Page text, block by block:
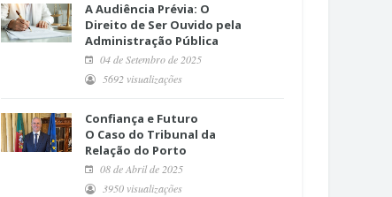
A Audiência Prévia: O
Direito de Ser Ouvido pela
Administração Pública
04 de Setembro de 2025
5692 visualizações
Confiança e Futuro
O Caso do Tribunal da
Relação do Porto
08 de Abril de 2025
3950 visualizações